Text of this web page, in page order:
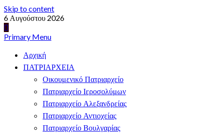
Skip to content
6 Αυγούστου 2026
Primary Menu
Αρχική
ΠΑΤΡΙΑΡΧΕΙΑ
Οικουμενικό Πατριαρχείο
Πατριαρχείο Ιεροσολύμων
Πατριαρχείο Αλεξανδρείας
Πατριαρχείο Αντιοχείας
Πατριαρχείο Βουλγαρίας